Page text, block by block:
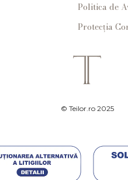
Politica de
Protecția
© Teilor.ro 2025